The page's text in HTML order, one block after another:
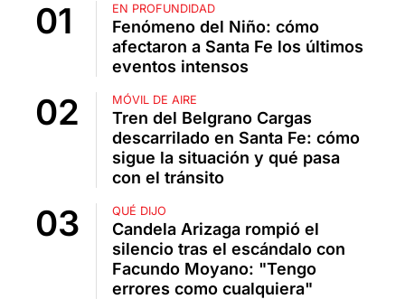
EN PROFUNDIDAD
Fenómeno del Niño: cómo
afectaron a Santa Fe los últimos
eventos intensos
MÓVIL DE AIRE
Tren del Belgrano Cargas
descarrilado en Santa Fe: cómo
sigue la situación y qué pasa
con el tránsito
QUÉ DIJO
Candela Arizaga rompió el
silencio tras el escándalo con
Facundo Moyano: "Tengo
errores como cualquiera"